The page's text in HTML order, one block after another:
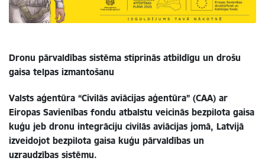
Dronu pārvaldības sistēma stiprinās atbildīgu un drošu
gaisa telpas izmantošanu
Valsts aģentūra “Civilās aviācijas aģentūra” (CAA) ar
Eiropas Savienības fondu atbalstu veicinās bezpilota gaisa
kuģu jeb dronu integrāciju civilās aviācijas jomā, Latvijā
izveidojot bezpilota gaisa kuģu pārvaldības un
uzraudzības sistēmu.